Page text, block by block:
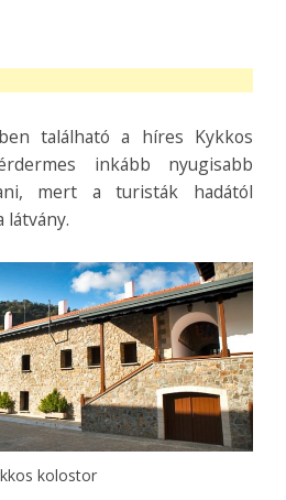
található a híres Kykkos
inkább nyugisabb
mert a turisták hadától
látvány.
kolostor